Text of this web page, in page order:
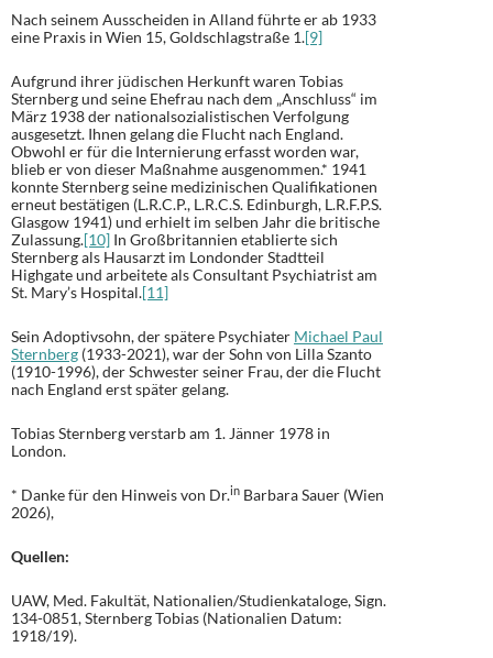
Nach seinem Ausscheiden in Alland führte er ab 1933
eine Praxis in Wien 15, Goldschlagstraße 1.[9]
Aufgrund ihrer jüdischen Herkunft waren Tobias
Sternberg und seine Ehefrau nach dem „Anschluss“ im
März 1938 der nationalsozialistischen Verfolgung
ausgesetzt. Ihnen gelang die Flucht nach England.
Obwohl er für die Internierung erfasst worden war,
blieb er von dieser Maßnahme ausgenommen.* 1941
konnte Sternberg seine medizinischen Qualifikationen
erneut bestätigen (L.R.C.P., L.R.C.S. Edinburgh, L.R.F.P.S.
Glasgow 1941) und erhielt im selben Jahr die britische
Zulassung.[10] In Großbritannien etablierte sich
Sternberg als Hausarzt im Londonder Stadtteil
Highgate und arbeitete als Consultant Psychiatrist am
St. Mary’s Hospital.[11]
Sein Adoptivsohn, der spätere Psychiater Michael Paul
Sternberg (1933-2021), war der Sohn von Lilla Szanto
(1910-1996), der Schwester seiner Frau, der die Flucht
nach England erst später gelang.
Tobias Sternberg verstarb am 1. Jänner 1978 in
London.
* Danke für den Hinweis von Dr.in Barbara Sauer (Wien
2026),
Quellen:
UAW, Med. Fakultät, Nationalien/Studienkataloge, Sign.
134-0851, Sternberg Tobias (Nationalien Datum:
1918/19).